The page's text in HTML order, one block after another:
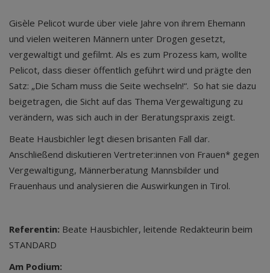
Gisèle Pelicot wurde über viele Jahre von ihrem Ehemann
und vielen weiteren Männern unter Drogen gesetzt,
vergewaltigt und gefilmt. Als es zum Prozess kam, wollte
Pelicot, dass dieser öffentlich geführt wird und prägte den
Satz: „Die Scham muss die Seite wechseln!“. So hat sie dazu
beigetragen, die Sicht auf das Thema Vergewaltigung zu
verändern, was sich auch in der Beratungspraxis zeigt.
Beate Hausbichler legt diesen brisanten Fall dar.
Anschließend diskutieren Vertreter:innen von Frauen* gegen
Vergewaltigung, Männerberatung Mannsbilder und
Frauenhaus und analysieren die Auswirkungen in Tirol.
Referentin: Beate Hausbichler, leitende Redakteurin beim
STANDARD
Am Podium: